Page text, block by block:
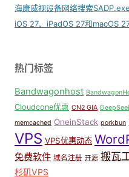
海康威视设备网络搜索
iOS 27、iPadOS 27和macOS
热门标签
Bandwagonhost
Cloudcone优惠 CN2 GIA
memcached OneinStack porkbun
VPS VPS优惠动态
免费软件 域名注册 开源 搬瓦
杉矶VPS